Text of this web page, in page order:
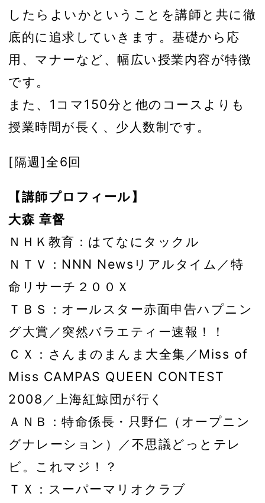
したらよいかということを講師と共に徹
底的に追求していきます。基礎から応
用、マナーなど、幅広い授業内容が特徴
です。
また、1コマ150分と他のコースよりも
授業時間が長く、少人数制です。
[隔週]全6回
【講師プロフィール】
大森 章督
ＮＨＫ教育：はてなにタックル
ＮＴＶ：NNN Newsリアルタイム／特
命リサーチ２００Ｘ
ＴＢＳ：オールスター赤面申告ハプニン
グ大賞／突然バラエティー速報！！
ＣＸ：さんまのまんま大全集／Miss of
Miss CAMPAS QUEEN CONTEST
2008／上海紅鯨団が行く
ＡＮＢ：特命係長・只野仁（オープニン
グナレーション）／不思議どっとテレ
ビ。これマジ！？
ＴＸ：スーパーマリオクラブ